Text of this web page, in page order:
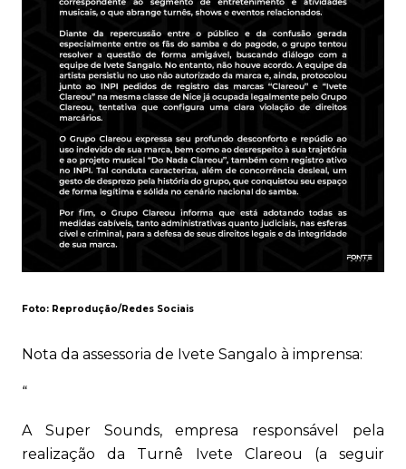
Foto: Reprodução/Redes Sociais
Nota da assessoria de Ivete Sangalo à imprensa:
“
A Super Sounds, empresa responsável pela
realização da Turnê Ivete Clareou (a seguir